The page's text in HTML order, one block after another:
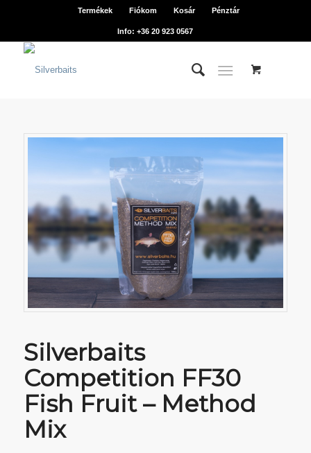
Termékek Fiókom Kosár Pénztár
Info: +36 20 923 0567
Silverbaits
Competition FF30
Fish Fruit – Method
Mix